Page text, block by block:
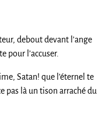
debout devant l’ange
pour l’accuser.
Satan! que l’éternel te
pas là un tison arraché du